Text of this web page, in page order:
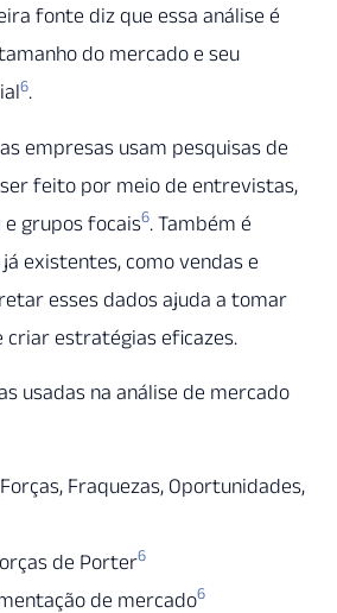
fonte diz que essa análise é
do mercado e seu
6.
empresas usam pesquisas de
feito por meio de entrevistas,
grupos focais6. Também é
existentes, como vendas e
esses dados ajuda a tomar
criar estratégias eficazes.
usadas na análise de mercado
Fraquezas, Oportunidades,
de Porter6
de mercado6